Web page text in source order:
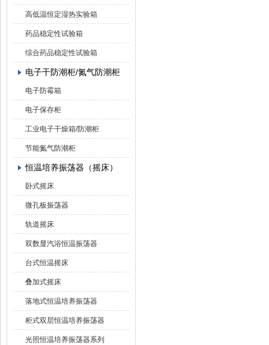
高低温恒定湿热实验箱
药品稳定性试验箱
综合药品稳定性试验箱
电子干防潮柜/氮气防潮柜
电子防霉箱
电子保存柜
工业电子干燥箱/防潮柜
节能氮气防潮柜
恒温培养振荡器（摇床）
卧式摇床
微孔板振荡器
轨道摇床
双数显汽浴恒温振荡器
台式恒温摇床
叠加式摇床
落地式恒温培养振荡器
柜式双层恒温培养振荡器
光照恒温培养振荡器系列